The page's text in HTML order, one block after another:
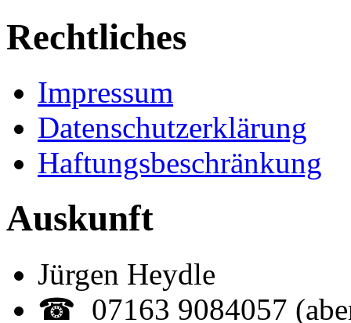
Rechtliches
Impressum
Datenschutzerklärung
Haftungsbeschränkung
Auskunft
Jürgen Heydle
☎ 07163 9084057